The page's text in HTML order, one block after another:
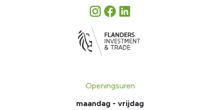
Openingsuren
maandag - vrijdag